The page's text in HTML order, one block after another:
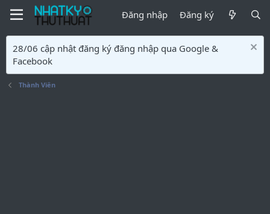
Đăng nhập Đăng ký
28/06 cập nhật đăng ký đăng nhập qua Google &
Facebook
Thành Viên